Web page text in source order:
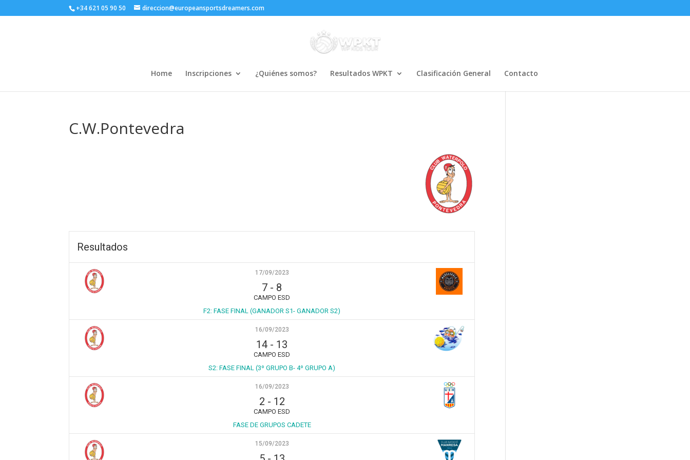
+34 621 05 90 50 direccion@europeansportsdreamers.com
Home Inscripciones ¿Quiénes somos? Resultados WPKT Clasificación General Contacto
C.W.Pontevedra
Resultados
17/09/2023
7 - 8
CAMPO ESD
F2: FASE FINAL (GANADOR S1- GANADOR S2)
16/09/2023
14 - 13
CAMPO ESD
S2: FASE FINAL (3º GRUPO B- 4º GRUPO A)
16/09/2023
2 - 12
CAMPO ESD
FASE DE GRUPOS CADETE
15/09/2023